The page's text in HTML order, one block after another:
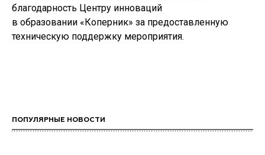
благодарность Центру инноваций
в образовании «Коперник» за предоставленную
техническую поддержку мероприятия.
ПОПУЛЯРНЫЕ НОВОСТИ